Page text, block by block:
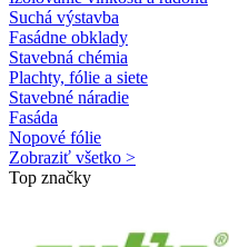
Suchá výstavba
Fasádne obklady
Stavebná chémia
Plachty, fólie a siete
Stavebné náradie
Fasáda
Nopové fólie
Zobraziť všetko >
Top značky